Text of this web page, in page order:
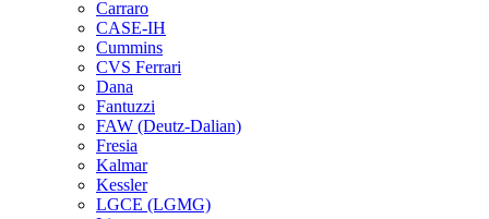
Carraro
CASE-IH
Cummins
CVS Ferrari
Dana
Fantuzzi
FAW (Deutz-Dalian)
Fresia
Kalmar
Kessler
LGCE (LGMG)